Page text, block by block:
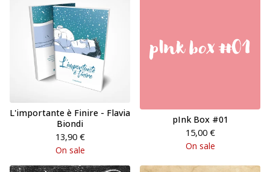
L'importante è Finire - Flavia
Biondi
13,90 €
On sale
pInk Box #01
15,00 €
On sale